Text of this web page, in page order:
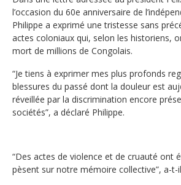
l’occasion du 60e anniversaire de
Philippe a exprimé une tristesse sans
actes coloniaux qui, selon les historiens,
mort de millions de Congolais.
“Je tiens à exprimer mes plus profonds
blessures du passé dont la douleur est
réveillée par la discrimination encore
sociétés”, a déclaré Philippe.
“Des actes de violence et de cruauté ont
pèsent sur notre mémoire collective”, a-t-